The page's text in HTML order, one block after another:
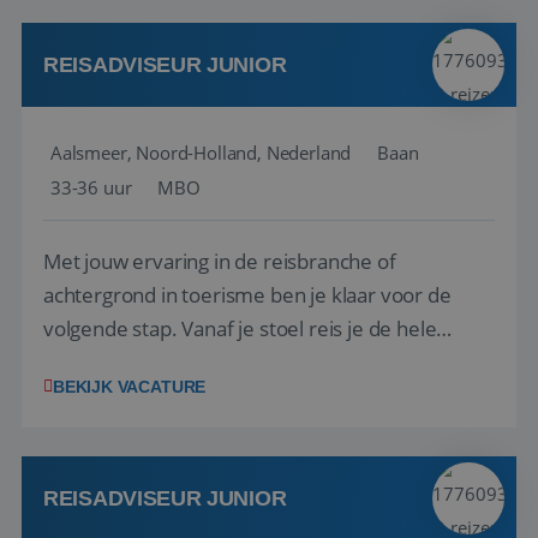
werken: of het nu gaat om vragen ...
REISADVISEUR JUNIOR
Aalsmeer, Noord-Holland, Nederland
Baan
33-36 uur
MBO
Met jouw ervaring in de reisbranche of
achtergrond in toerisme ben je klaar voor de
volgende stap. Vanaf je stoel reis je de hele
wensen van je team, je klant en wat er in de
klanten te overtuigen om die droomreis te
boeken! ...
BEKIJK VACATURE
REISADVISEUR JUNIOR